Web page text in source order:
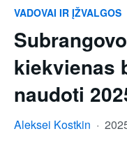
VADOVAI IR ĮŽVALGOS
kiekvienas
naudoti
Aleksei Kostkin ·